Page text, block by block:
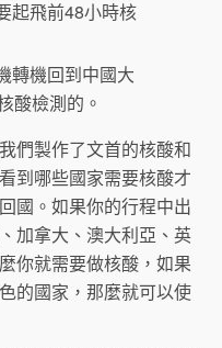
起飛前48小時核
轉機回到中國大
酸檢測的。
們製作了文首的核酸和
到哪些國家需要核酸才
國。如果你的行程中出
加拿大、澳大利亞、英
你就需要做核酸，如果
的國家，那麼就可以使